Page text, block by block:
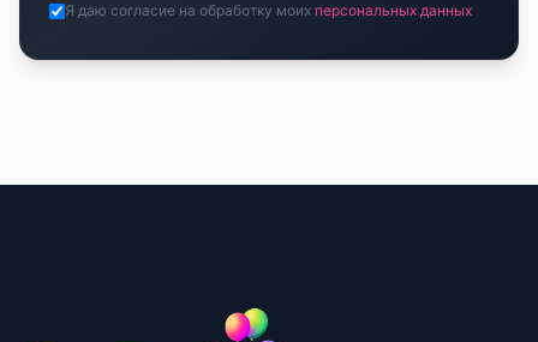
Я даю согласие на обработку моих персональных данных